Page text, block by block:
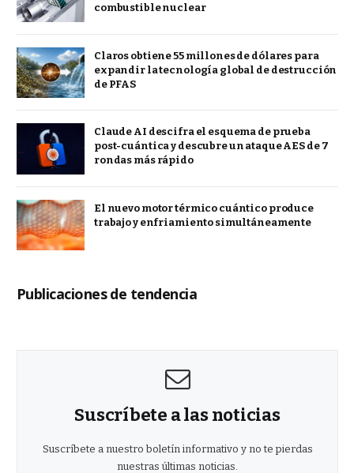
combustible nuclear
Claros obtiene 55 millones de dólares para
expandir la tecnología global de destrucción
de PFAS
Claude AI descifra el esquema de prueba
post-cuántica y descubre un ataque AES de 7
rondas más rápido
El nuevo motor térmico cuántico produce
trabajo y enfriamiento simultáneamente
Publicaciones de tendencia
Suscríbete a las noticias
Suscríbete a nuestro boletín informativo y no te pierdas
nuestras últimas noticias.